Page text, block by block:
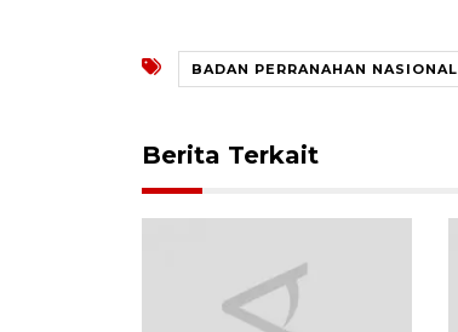
BADAN PERRANAHAN NASIONAL
Berita Terkait